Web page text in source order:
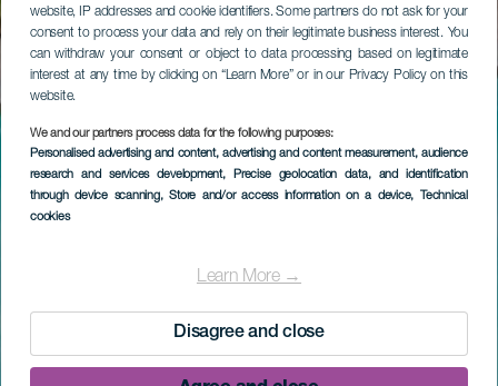
website, IP addresses and cookie identifiers. Some partners do not ask for your
consent to process your data and rely on their legitimate business interest. You
can withdraw your consent or object to data processing based on legitimate
interest at any time by clicking on “Learn More” or in our Privacy Policy on this
website.
We and our partners process data for the following purposes:
Personalised advertising and content, advertising and content measurement, audience
research and services development, Precise geolocation data, and identification
through device scanning, Store and/or access information on a device, Technical
cookies
Learn More →
Disagree and close